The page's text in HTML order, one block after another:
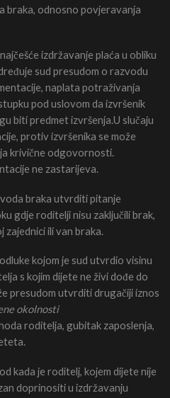
braka, odnosno povjeravanja
izdržavanje plaća u obliku
sud presudom o razvodu
naplata potraživanja
pod uslovom da izvršenik
biti predmet izvršenja.U slučaju
protiv izvršenika se može
krivične odgovornosti.
ne zastarijeva.
braka utvrditi pitanje
gdje roditelji nisu zaključili brak,
zajednici ili van braka.
kojom je sud utvrdio visinu
s kojim dijete ne živi dođe do
presudom utvrditi drugačiji iznos
okolnosti
roditelja, gubitak zaposlenja,
kada je roditelj, kojem dijete nije
doprinositi u izdržavanju